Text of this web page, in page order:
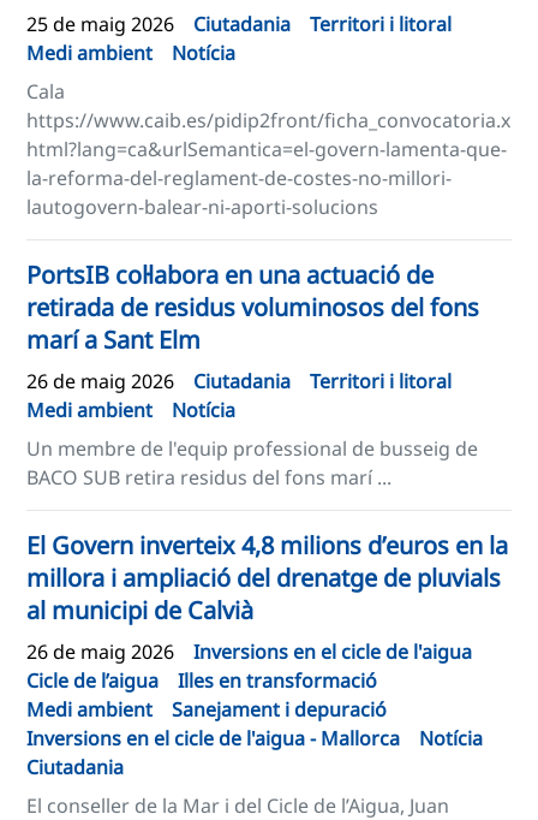
25 de maig 2026 Ciutadania
Territori i litoral
Medi ambient
Notícia
Cala
https://www.caib.es/pidip2front/ficha_convocatoria.x
html?lang=ca&urlSemantica=el-govern-lamenta-que-
la-reforma-del-reglament-de-costes-no-millori-
lautogovern-balear-ni-aporti-solucions
PortsIB col·labora en una actuació de
retirada de residus voluminosos del fons
marí a Sant Elm
26 de maig 2026 Ciutadania
Territori i litoral
Medi ambient
Notícia
Un membre de l'equip professional de busseig de
BACO SUB retira residus del fons marí ...
El Govern inverteix 4,8 milions d’euros en la
millora i ampliació del drenatge de pluvials
al municipi de Calvià
26 de maig 2026
Inversions en el cicle de l'aigua
Cicle de l’aigua
Illes en transformació
Medi ambient
Sanejament i depuració
Inversions en el cicle de l'aigua - Mallorca
Notícia
Ciutadania
El conseller de la Mar i del Cicle de l’Aigua, Juan